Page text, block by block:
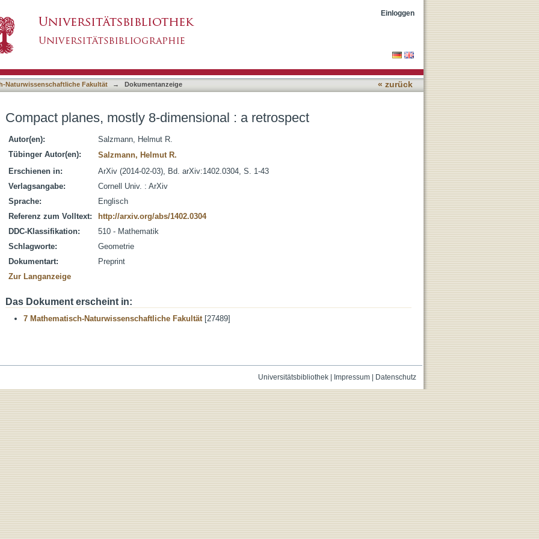
Einloggen
Naturwissenschaftliche Fakultät → Dokumentanzeige « zurück
Compact planes, mostly 8-dimensional : a retrospect
Autor(en):
Salzmann, Helmut R.
Tübinger Autor(en):
Salzmann, Helmut R.
Erschienen in:
ArXiv (2014-02-03), Bd. arXiv:1402.0304, S. 1-43
Verlagsangabe:
Cornell Univ. : ArXiv
Sprache:
Englisch
Referenz zum Volltext:
http://arxiv.org/abs/1402.0304
DDC-Klassifikation:
510 - Mathematik
Schlagworte:
Geometrie
Dokumentart:
Preprint
Zur Langanzeige
Das Dokument erscheint in:
7 Mathematisch-Naturwissenschaftliche Fakultät[27489]
Universitätsbibliothek| Impressum| Datenschutz